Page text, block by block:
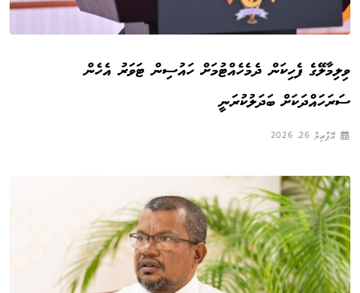
ވިލިމާލޭގެ ފެހިކަން ދެމެހެއްޓުމަށް ހައުސިން ޓަވަރު އެހެން
ސަރަހައްދަކަށް ބަދަލުކުރަނީ
އޭޕްރިލް 26, 2026